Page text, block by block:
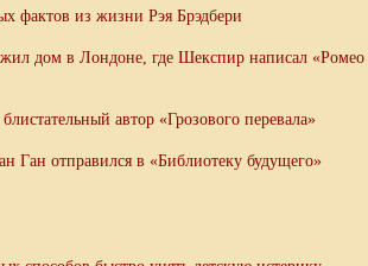
фактов из жизни Рэя Брэдбери
дом в Лондоне, где Шекспир написал «Ромео
автор «Грозового перевала»
Ган отправился в «Библиотеку будущего»